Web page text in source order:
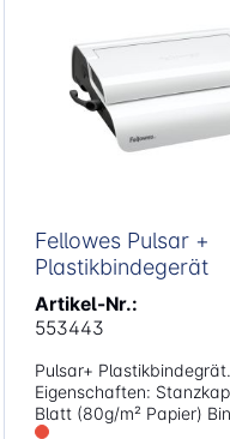
Fellowes Pulsar +
Plastikbindegerät
Artikel-Nr.:
553443
Pulsar+ Plastikbindegrät.
Eigenschaften: Stanzkapazität 20
Blatt (80g/m² Papier) Bindekapazität